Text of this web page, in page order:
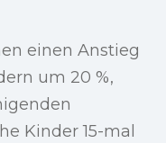
einen Anstieg
um 20 %,
Kinder 15-mal